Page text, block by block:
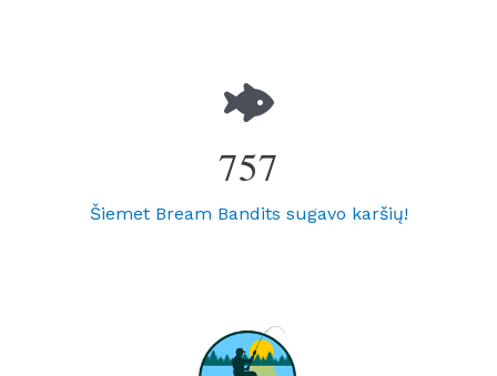
757
Šiemet Bream Bandits sugavo karšių!